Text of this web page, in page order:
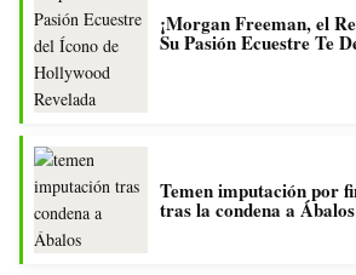
¡Morgan Freeman, el
Su Pasión Ecuestre Te
Temen imputación por
tras la condena a Ábalos